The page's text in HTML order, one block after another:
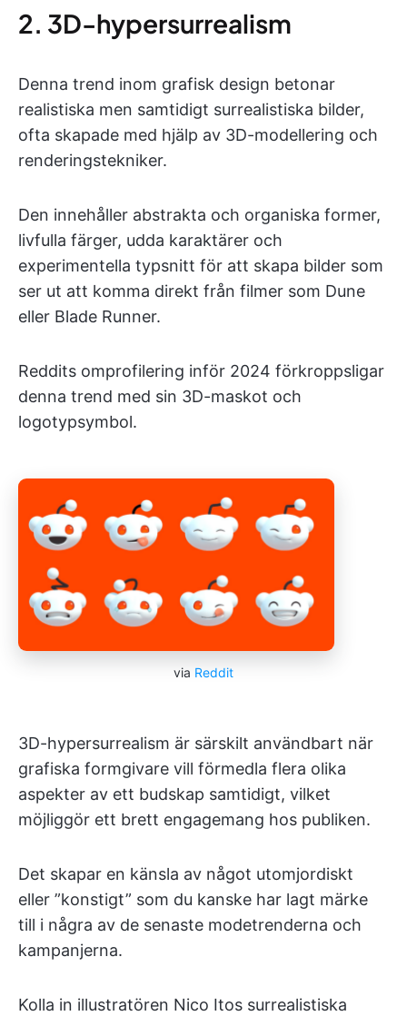
2. 3D-hypersurrealism
Denna trend inom grafisk design betonar
realistiska men samtidigt surrealistiska bilder,
ofta skapade med hjälp av 3D-modellering och
renderingstekniker.
Den innehåller abstrakta och organiska former,
livfulla färger, udda karaktärer och
experimentella typsnitt för att skapa bilder som
ser ut att komma direkt från filmer som Dune
eller Blade Runner.
Reddits omprofilering inför 2024 förkroppsligar
denna trend med sin 3D-maskot och
logotypsymbol.
via Reddit
3D-hypersurrealism är särskilt användbart när
grafiska formgivare vill förmedla flera olika
aspekter av ett budskap samtidigt, vilket
möjliggör ett brett engagemang hos publiken.
Det skapar en känsla av något utomjordiskt
eller ”konstigt” som du kanske har lagt märke
till i några av de senaste modetrenderna och
kampanjerna.
Kolla in illustratören Nico Itos surrealistiska